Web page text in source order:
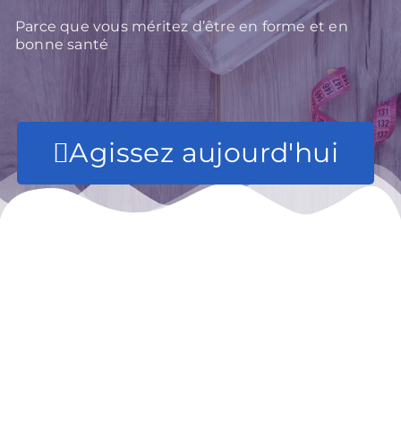
Parce que vous méritez d’être en forme et en
bonne santé
Agissez aujourd'hui